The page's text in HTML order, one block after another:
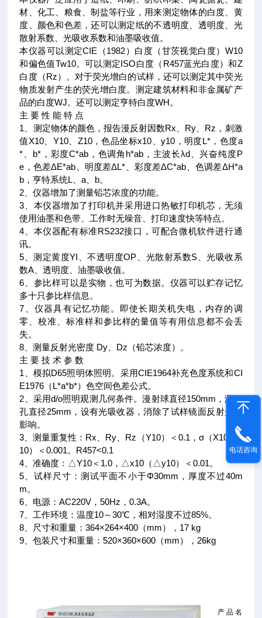
材、化工、粮食、制盐等行业，用来测定物体的白度、黄
度、颜色和色差，还可以测定纸的不透明度、透明度、光
散射系数、光吸收系数和油墨吸收值。
本仪器可以测定CIE（1982）白度（甘茨视觉白度）W10
和偏色值Tw10。可以测定ISO白度（R457蓝光白度）和Z
白度（Rz）。对于荧光增白的试样，还可以测定其中荧光
物质发射产生的荧光增白度。测定建筑材料和非金属矿产
品的白度WJ。还可以测定亨特白度WH。
主 要 性 能 特 点
1、测定物体的颜色，报告漫反射因数Rx、Ry、Rz，刺激
值X10、Y10、Z10，色品坐标x10、y10，明度L*，色度a
*、b*，彩度C*ab，色调角h*ab，主波长λd、兴奋纯度P
e，色差ΔE*ab、明度差ΔL*、彩度差ΔC*ab、色调差ΔH*a
b，亨特系统L、a、b。
2、仪器增加了测量铅芯浓度的功能。
3、本仪器增加了打印机并采用进口热敏打印机芯，无须
使用油墨和色带、工作时无噪音、打印速度快等特点。
4、本仪器配有标准RS232接口，可配合微机软件进行通
讯。
5、测定黄度YI、不透明度OP、光散射系数S、光吸收系
数A、透明度、油墨吸收值。
6、参比样可以是实物，也可为数据。仪器可以贮存记忆
多十只参比样信息。
7、仪器具有记忆功能。即使长期关机失电，内存的调
零、校准、标准样和参比样的量值等有用信息都不会丢
失。
8、测量反射光密度 Dy、Dz（铅芯浓度）。
主 要 技 术 参 数
1、模拟D65照明体照明。采用CIE1964补充色度系统和CI
E1976（L*a*b*）色空间色差公式。
2、采用d/o照明观测几何条件。漫射球直径150mm，测量
孔直径25mm，设有光吸收器，消除了试样镜面反射光的
影响。
3、测量重复性：Rx、Ry、Rz（Y10）＜0.1，σ（X10、Y
10）＜0.001。R457<0.1
4、准确度：△Y10＜1.0，△x10（△y10）＜0.01。
5、试样尺寸：测试平面不小于Φ30mm，厚度不过40m
m。
6、电源：AC220V，50Hz，0.3A。
7、工作环境：温度10～30℃，相对湿度不过85%。
8、尺寸和重量：364×264×400（mm），17 kg
9、包装尺寸和重量：520×360×600（mm），26kg
产品名
电话咨询